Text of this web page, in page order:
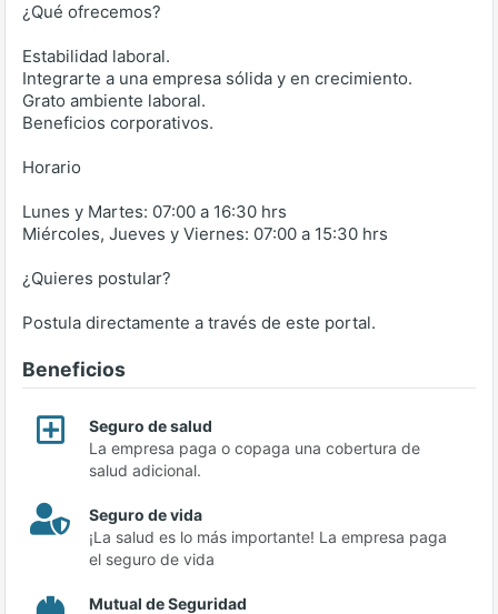
¿Qué ofrecemos?
Estabilidad laboral.
Integrarte a una empresa sólida y en crecimiento.
Grato ambiente laboral.
Beneficios corporativos.
Horario
Lunes y Martes: 07:00 a 16:30 hrs
Miércoles, Jueves y Viernes: 07:00 a 15:30 hrs
¿Quieres postular?
Postula directamente a través de este portal.
Beneficios
Seguro de salud
La empresa paga o copaga una cobertura de
salud adicional.
Seguro de vida
¡La salud es lo más importante! La empresa paga
el seguro de vida
Mutual de Seguridad